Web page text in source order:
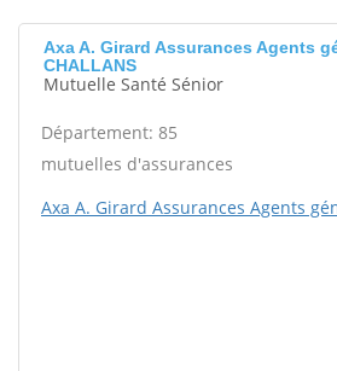
Axa A. Girard Assurances Agents
CHALLANS
Mutuelle Santé Sénior
Département: 85
mutuelles d'assurances
Axa A. Girard Assurances Agents